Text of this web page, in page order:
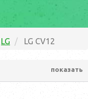
LG LG CV12
показать